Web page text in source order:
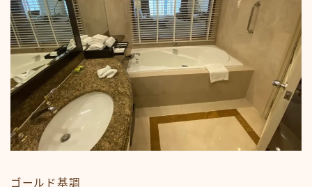
ゴールド基調